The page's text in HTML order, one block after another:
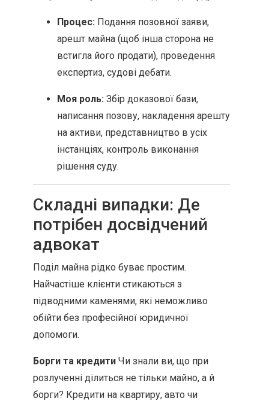
Процес: Подання позовної заяви,
арешт майна (щоб інша сторона не
встигла його продати), проведення
експертиз, судові дебати.
Моя роль: Збір доказової бази,
написання позову, накладення арешту
на активи, представництво в усіх
інстанціях, контроль виконання
рішення суду.
Складні випадки: Де
потрібен досвідчений
адвокат
Поділ майна рідко буває простим.
Найчастіше клієнти стикаються з
підводними каменями, які неможливо
обійти без професійної юридичної
допомоги.
Борги та кредити Чи знали ви, що при
розлученні ділиться не тільки майно, а й
борги? Кредити на квартиру, авто чи